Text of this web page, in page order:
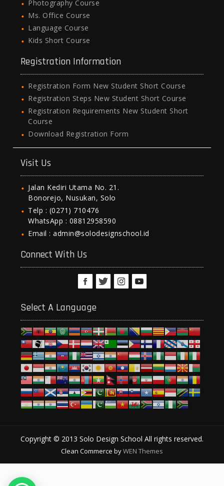
Photography Course
Ms. Office Course
Language Course
Kids Short Course
Registration Information
Registration Form New Student Short Course
Registration Steps New Student Short Course
Registration Requirements New Student Short
Course
Download Registration Form
Visit Us
Jalan Kediri Utama No. 21.
Bonorejo, Nusukan, Solo
Telp : (0271) 710476
WhatsApp : 08812958590
Email : admin@solodesignschool.id
Connect With Us
Select A Language
Copyright © 2013 Solo Design School All rights reserved.
Clean Commerce byWEN Themes